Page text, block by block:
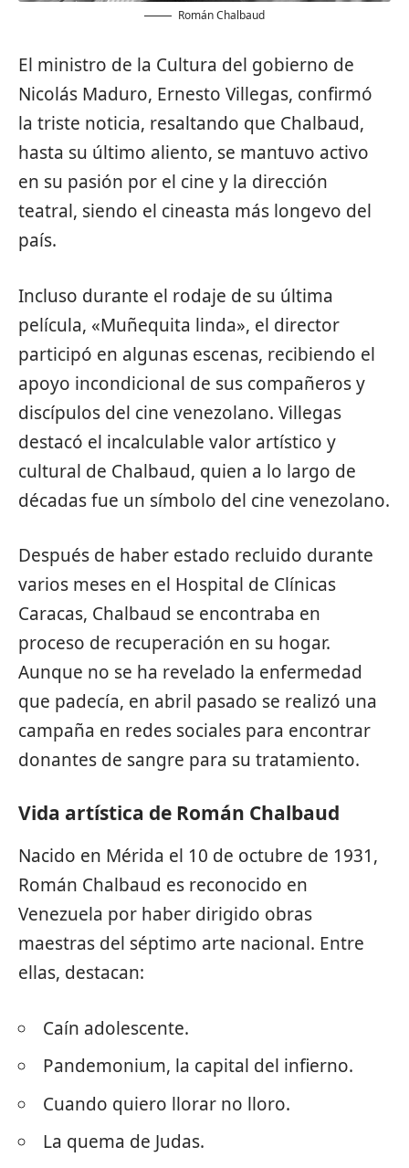
Román Chalbaud
El ministro de la Cultura del gobierno de
Nicolás Maduro, Ernesto Villegas, confirmó
la triste noticia, resaltando que Chalbaud,
hasta su último aliento, se mantuvo activo
en su pasión por el cine y la dirección
teatral, siendo el cineasta más longevo del
país.
Incluso durante el rodaje de su última
película, «Muñequita linda», el director
participó en algunas escenas, recibiendo el
apoyo incondicional de sus compañeros y
discípulos del cine venezolano. Villegas
destacó el incalculable valor artístico y
cultural de Chalbaud, quien a lo largo de
décadas fue un símbolo del cine venezolano.
Después de haber estado recluido durante
varios meses en el Hospital de Clínicas
Caracas, Chalbaud se encontraba en
proceso de recuperación en su hogar.
Aunque no se ha revelado la enfermedad
que padecía, en abril pasado se realizó una
campaña en redes sociales para encontrar
donantes de sangre para su tratamiento.
Vida artística de Román Chalbaud
Nacido en Mérida el 10 de octubre de 1931,
Román Chalbaud es reconocido en
Venezuela por haber dirigido obras
maestras del séptimo arte nacional. Entre
ellas, destacan:
Caín adolescente.
Pandemonium, la capital del infierno.
Cuando quiero llorar no lloro.
La quema de Judas.